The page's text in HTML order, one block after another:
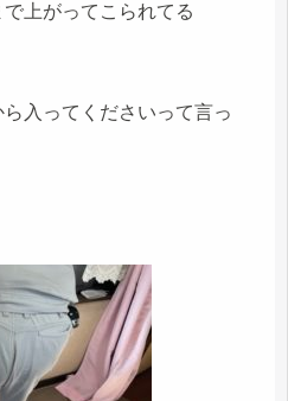
上がってこられてる
入ってくださいって言っ